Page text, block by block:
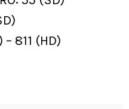
– 811 (HD)